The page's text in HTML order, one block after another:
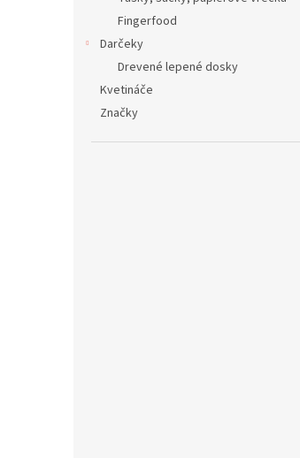
Fingerfood
Darčeky
Drevené lepené dosky
Kvetináče
Značky